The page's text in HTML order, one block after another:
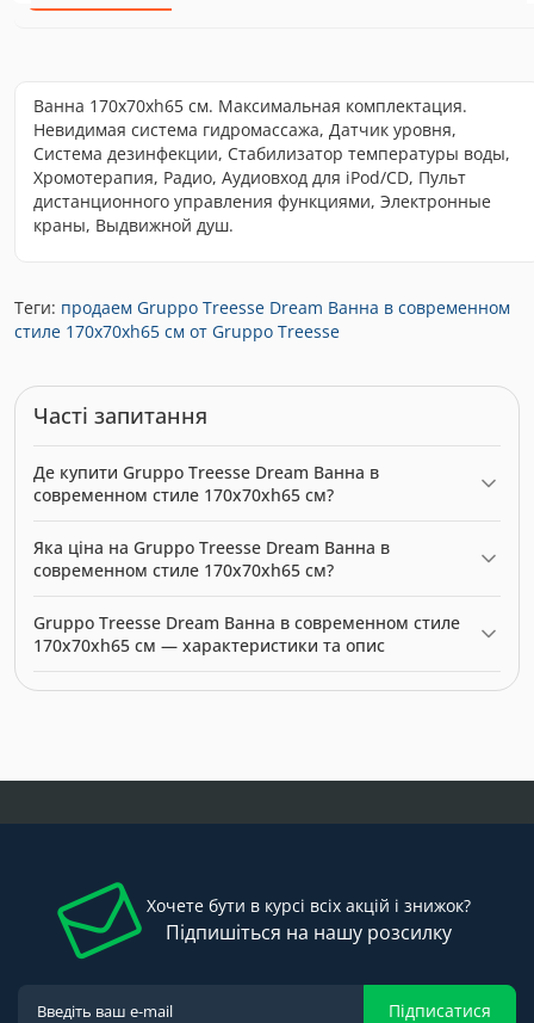
Ванна 170x70xh65 см. Максимальная комплектация.
Невидимая система гидромассажа, Датчик уровня,
Система дезинфекции, Стабилизатор температуры воды,
Хромотерапия, Радио, Аудиовход для iPod/CD, Пульт
дистанционного управления функциями, Электронные
краны, Выдвижной душ.
Теги: продаем Gruppo Treesse Dream Ванна в современном
стиле 170x70xh65 см от Gruppo Treesse
Часті запитання
Де купити Gruppo Treesse Dream Ванна в
современном стиле 170x70xh65 см?
см можна купити в нашому інтернет-магазині за ціною 0.00
грн. Категорія:
Яка ціна на Gruppo Treesse Dream Ванна в
современном стиле 170x70xh65 см?
современном стиле 170x70xh65 см — 0.00 грн. Виробник:
Gruppo Treesse Dream Ванна в современном стиле
170x70xh65 см — характеристики та опис
Хочете бути в курсі всіх акцій і знижок?
Підпишіться на нашу розсилку
Підписатися